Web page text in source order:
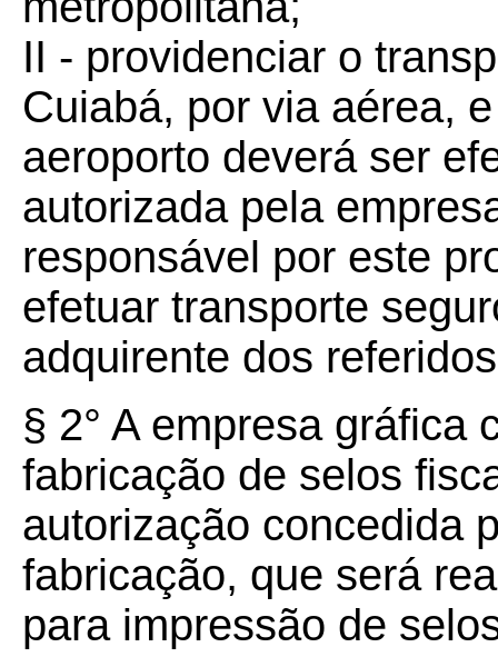
II - providenciar o
Cuiabá, por via aérea,
aeroporto deverá ser
autorizada pela
responsável por este
efetuar transporte
adquirente dos
§ 2° A empresa gráfica
fabricação de selos
autorização concedida
fabricação, que será
para impressão de